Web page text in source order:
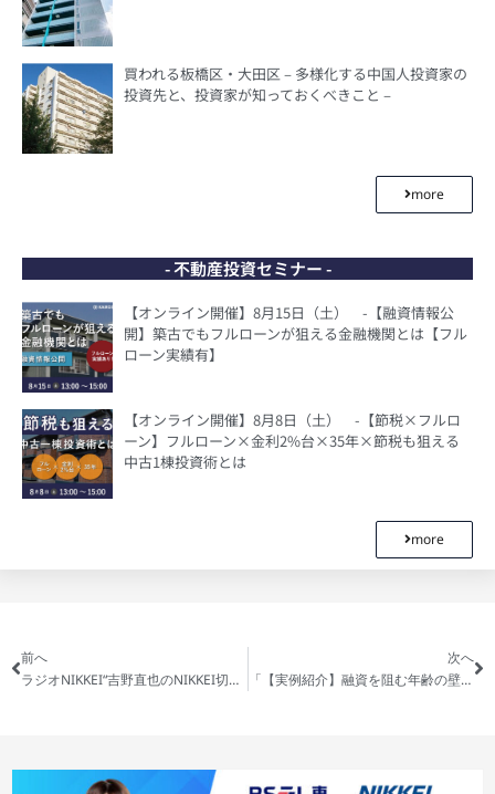
買われる板橋区・大田区 – 多様化する中国人投資家の
投資先と、投資家が知っておくべきこと –
more
- 不動産投資セミナー -
【オンライン開催】8月15日（土） -【融資情報公
開】築古でもフルローンが狙える金融機関とは【フル
ローン実績有】
【オンライン開催】8月8日（土） -【節税×フルロ
ーン】フルローン×金利2%台×35年×節税も狙える
中古1棟投資術とは
more
前へ
ラジオNIKKEI“吉野直也のNIKKEI切り抜きニュース”に代表 高桑がゲスト出演します
次へ
「【実例紹介】融資を阻む年齢の壁！融資審査を突破するための条件/不動産投資」を公開しました